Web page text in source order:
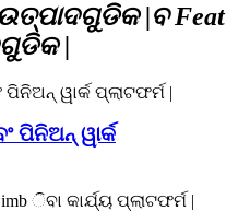
|ବ Feat
|
ପିନିଅନ୍ ୱାର୍କ